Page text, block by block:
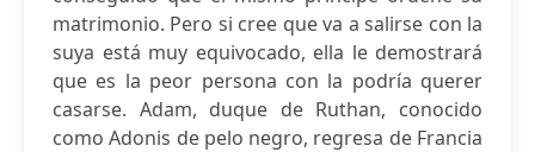
matrimonio. Pero si cree que va a salirse con la
suya está muy equivocado, ella le demostrará
que es la peor persona con la podría querer
casarse. Adam, duque de Ruthan, conocido
como Adonis de pelo negro, regresa de Francia